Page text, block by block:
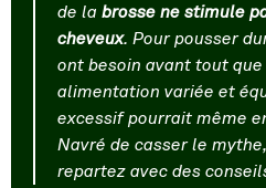
de la brosse ne stimule
cheveux. Pour pousser
ont besoin avant tout que
alimentation variée et
excessif pourrait même
Navré de casser le
repartez avec des